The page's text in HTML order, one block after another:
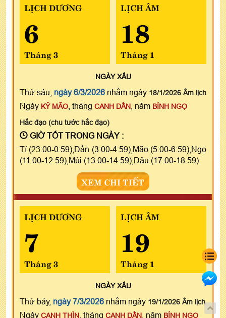
LỊCH DƯƠNG
6
Tháng 3
LỊCH ÂM
18
Tháng 1
NGÀYXẤU
Thứ sáu, ngày 6/3/2026 nhằm ngày 18/1/2026 Âm lịch
Ngày KỶ MÃO , tháng CANH DẦN , năm BÍNH NGỌ
Hắc đạo (chu tước hắc đạo)
GIỜ TỐT TRONG NGÀY :
Tí (23:00-0:59),Dần (3:00-4:59),Mão (5:00-6:59),Ngọ
(11:00-12:59),Mùi (13:00-14:59),Dậu (17:00-18:59)
XEM CHI TIẾT
LỊCH DƯƠNG
7
Tháng 3
LỊCH ÂM
19
Tháng 1
NGÀYXẤU
Thứ bảy, ngày 7/3/2026 nhằm ngày 19/1/2026 Âm lịch
Ngày CANH THÌN , tháng CANH DẦN , năm BÍNH NGỌ